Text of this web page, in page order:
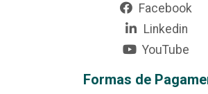
Facebook
Linkedin
YouTube
Formas de